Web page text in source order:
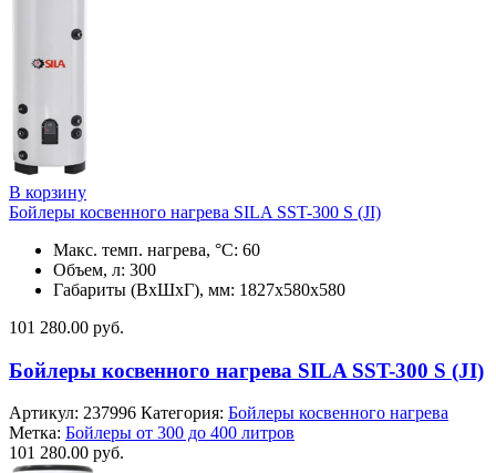
В корзину
Бойлеры косвенного нагрева SILA SST-300 S (JI)
Макс. темп. нагрева, °С: 60
Объем, л: 300
Габариты (ВхШхГ), мм: 1827x580x580
101 280.00 руб.
Бойлеры косвенного нагрева SILA SST-300 S (JI)
Артикул: 237996 Категория: Бойлеры косвенного нагрева
Метка: Бойлеры от 300 до 400 литров
101 280.00 руб.